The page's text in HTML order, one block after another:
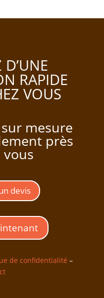
D’UNE
RAPIDE
VOUS
mesure
près
vous
devis
de confidentialité –